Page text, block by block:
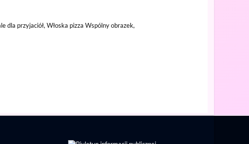
dla przyjaciół, Włoska pizza Wspólny obrazek,